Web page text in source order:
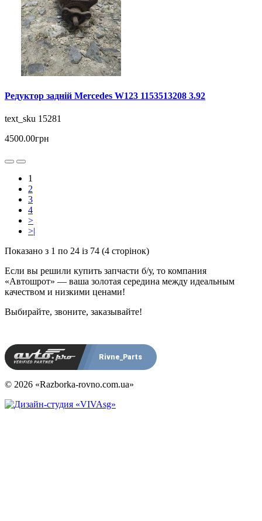
Редуктор задній Mercedes W123 1153513208 3.92
text_sku 15281
4500.00грн
1
2
3
4
>
>|
Показано з 1 по 24 із 74 (4 сторінок)
Если вы решили купить запчасти б/у, то компания
«Автошрот» — ваша золотая середина между идеальным
качеством и низкими ценами!
Выбирайте, звоните, заказывайте!
Rivne_Parts
© 2026 «Razborka-rovno.com.ua»